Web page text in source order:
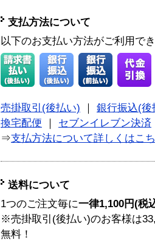
支払方法について
以下のお支払い方法がご利用で
売掛取引(後払い)
銀行振込(後
換宅配便
セブンイレブン決済
⇒支払方法について詳しくはこ
送料について
1つのご注文毎に一律1,100円(税
※売掛取引(後払い)のお客様は
無料！